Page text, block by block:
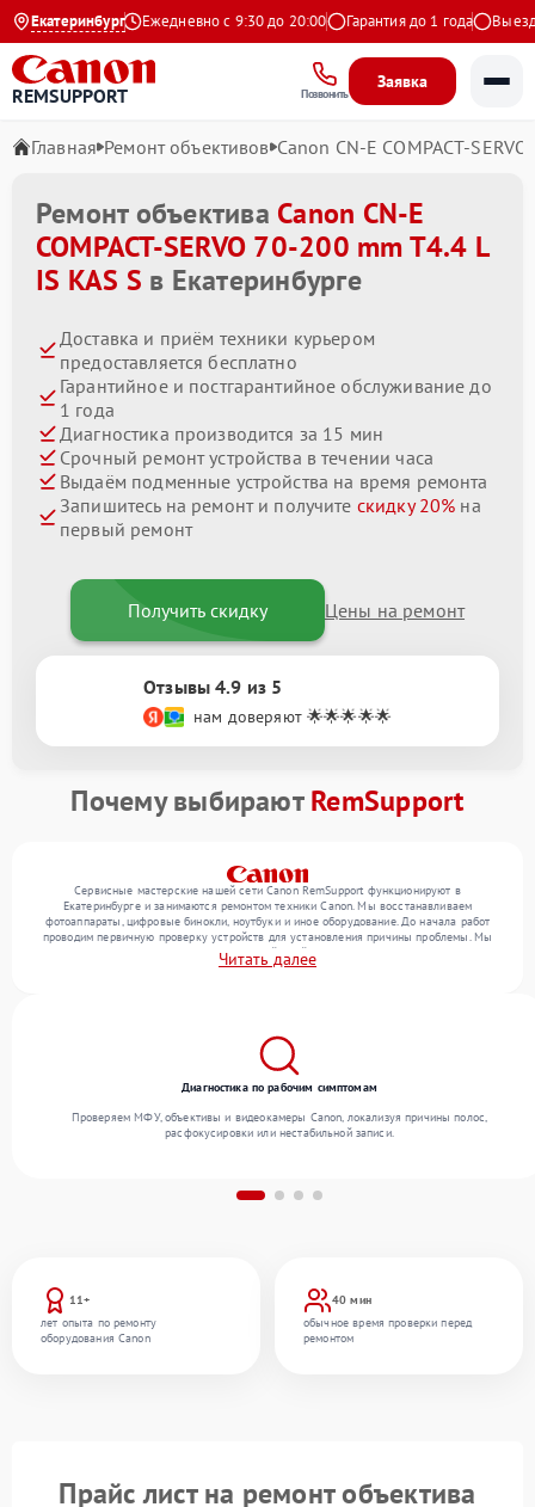
Екатеринбург
4.9 на Яндекс Ежедневно с 9:30 до 20:00 Гарантия до 1 года Выезд
REMSUPPORT Позвонить
Заявка
Главная Ремонт объективов Canon CN-E COMPACT-
Ремонт объектива Canon CN-E
COMPACT-SERVO 70-200 mm T4.4 L
IS KAS S в Екатеринбурге
Доставка и приём техники курьером
предоставляется бесплатно
Гарантийное и постгарантийное обслуживание до
1 года
Диагностика производится за 15 мин
Срочный ремонт устройства в течении часа
Выдаём подменные устройства на время ремонта
Запишитесь на ремонт и получите скидку 20% на
первый ремонт
Получить скидку Цены на ремонт
Отзывы 4.9 из 5
нам доверяют 🌟🌟🌟🌟🌟
Почему выбираютRemSupport
Сервисные мастерские нашей сети Canon RemSupport функционируют в
Екатеринбурге и занимаются ремонтом техники Canon. Мы восстанавливаем
фотоаппараты, цифровые бинокли, ноутбуки и иное оборудование. До начала работ
проводим первичную проверку устройств для установления причины проблемы. Мы
уточняем с посетителем набор нужных действий и их цену, лишь потом выполняем
восстановление с заменой запчастей по необходимости. В конце подтверждаем
Читать далее
11+
лет опыта по ремонту
оборудования Canon
40 мин
обычное время проверки перед
ремонтом
Диагностика по рабочим симптомам
Проверяем МФУ, объективы и видеокамеры Canon, локализуя причины полос,
расфокусировки или нестабильной записи.
Прайс лист на ремонт объектива